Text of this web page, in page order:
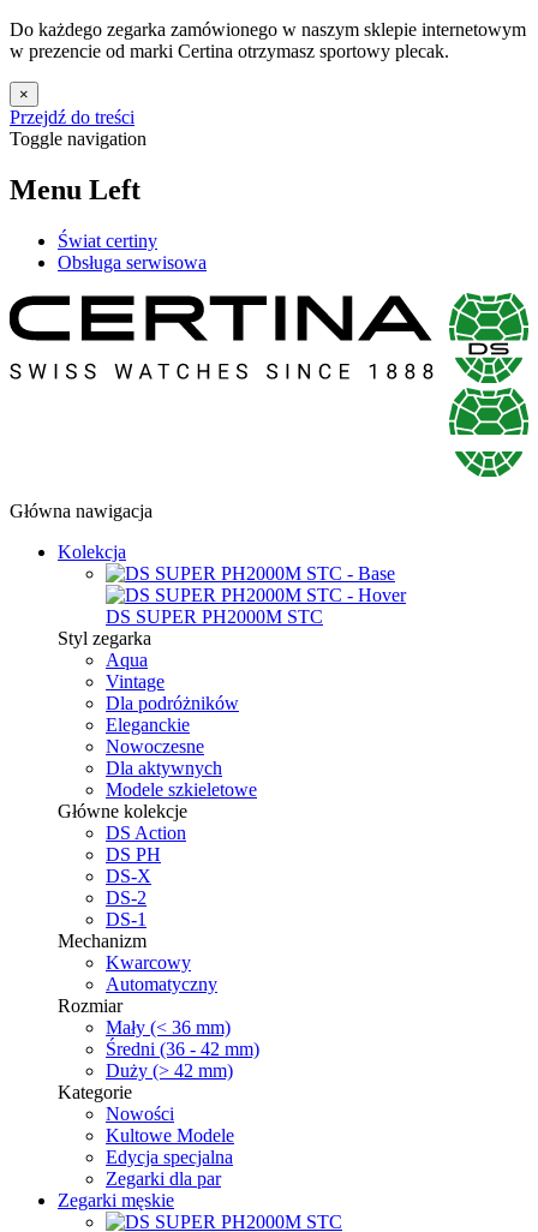
Do każdego zegarka zamówionego w naszym sklepie internetowym
w prezencie od marki Certina otrzymasz sportowy plecak.
×
Przejdź do treści
Toggle navigation
Menu Left
Świat certiny
Obsługa serwisowa
Główna nawigacja
Kolekcja
DS SUPER PH2000M STC
Styl zegarka
Aqua
Vintage
Dla podróżników
Eleganckie
Nowoczesne
Dla aktywnych
Modele szkieletowe
Główne kolekcje
DS Action
DS PH
DS-X
DS-2
DS-1
Mechanizm
Kwarcowy
Automatyczny
Rozmiar
Mały (< 36 mm)
Średni (36 - 42 mm)
Duży (> 42 mm)
Kategorie
Nowości
Kultowe Modele
Edycja specjalna
Zegarki dla par
Zegarki męskie